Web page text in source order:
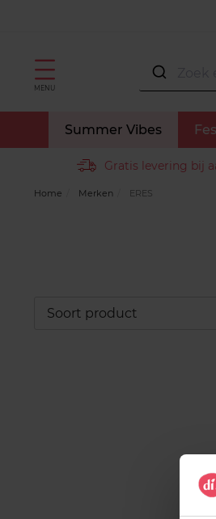
MENU
Summer Vibes
Gratis levering bij
Home Merken ERES
Soort product